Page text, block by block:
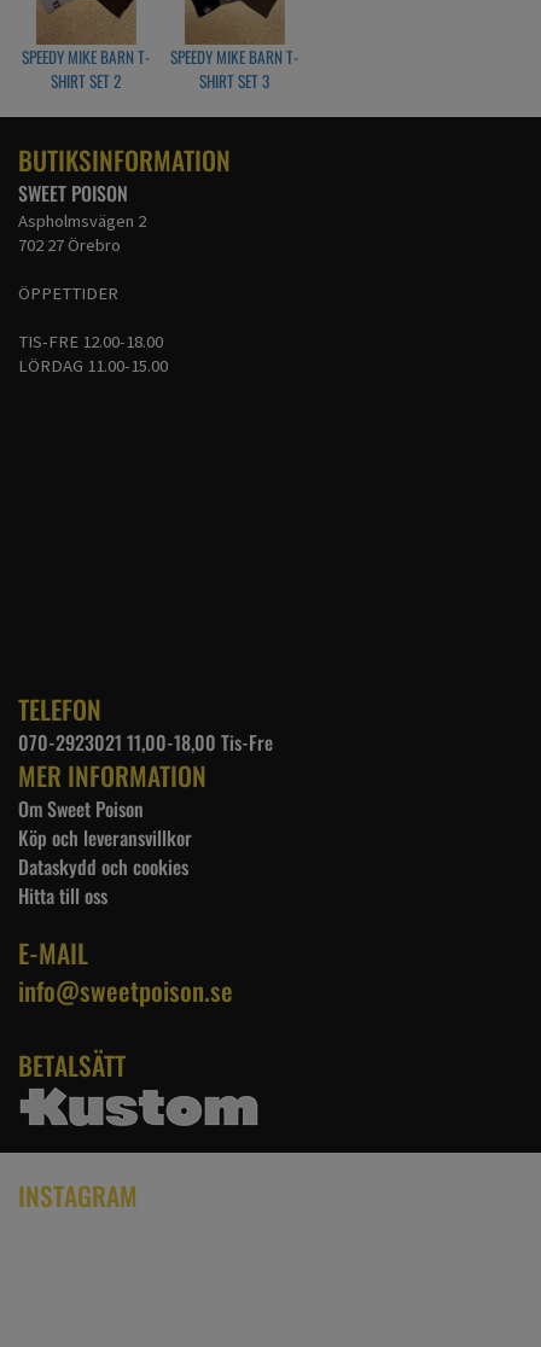
SPEEDY MIKE BARN T-
SHIRT SET 2
SPEEDY MIKE BARN T-
SHIRT SET 3
BUTIKSINFORMATION
SWEET POISON
Aspholmsvägen 2
702 27 Örebro
ÖPPETTIDER
TIS-FRE 12.00-18.00
LÖRDAG 11.00-15.00
TELEFON
070-2923021 11,00-18,00 Tis-Fre
MER INFORMATION
Om Sweet Poison
Köp och leveransvillkor
Dataskydd och cookies
Hitta till oss
E-MAIL
info@sweetpoison.se
BETALSÄTT
INSTAGRAM